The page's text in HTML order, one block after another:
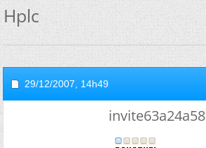
Hplc
29/12/2007, 14h49
invite63a24a58